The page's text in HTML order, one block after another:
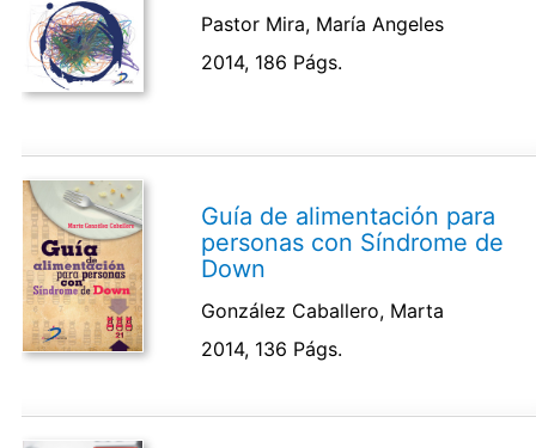
Pastor Mira, María Angeles
2014, 186 Págs.
Guía de alimentación para
personas con Síndrome de
Down
González Caballero, Marta
2014, 136 Págs.